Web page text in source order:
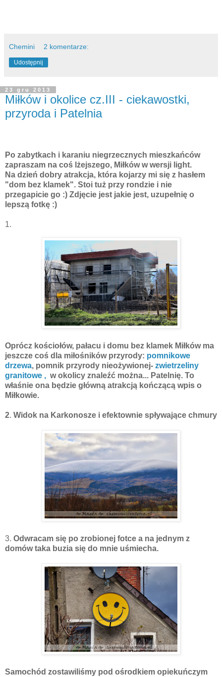
Chemini 2 komentarze:
Udostępnij
23 gru 2013
Miłków i okolice cz.III - ciekawostki,
przyroda i Patelnia
Po zabytkach i karaniu niegrzecznych mieszkańców
zapraszam na coś lżejszego, Miłków w wersji light.
Na dzień dobry atrakcja, która kojarzy mi się z hasłem
"dom bez klamek". Stoi tuż przy rondzie i nie
przegapicie go :) Zdjęcie jest jakie jest, uzupełnię o
lepszą fotkę :)
1.
Oprócz kościołów, pałacu i domu bez klamek Miłków ma
jeszcze coś dla miłośników przyrody: pomnikowe
drzewa, pomnik przyrody nieożywionej- zwietrzeliny
granitowe , w okolicy znaleźć można... Patelnię. To
właśnie ona będzie główną atrakcją kończącą wpis o
Miłkowie.
2. Widok na Karkonosze i efektownie spływające chmury
3. Odwracam się po zrobionej fotce a na jednym z
domów taka buzia się do mnie uśmiecha.
Samochód zostawiliśmy pod ośrodkiem opiekuńczym